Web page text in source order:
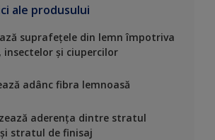
ale produsului
suprafețele din lemn împotriva
insectelor și ciupercilor
adânc fibra lemnoasă
aderenţa dintre stratul
stratul de finisaj